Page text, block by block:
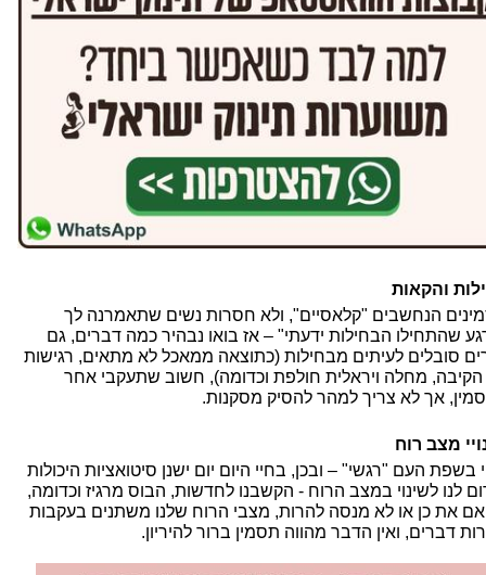
והקאות
הנחשבים "קלאסיים", ולא חסרות נשים שתאמרנה לך
שהתחילו הבחילות ידעתי" – אז בואו נבהיר כמה דברים, גם
סובלים לעיתים מבחילות (כתוצאה ממאכל לא מתאים, רגישות
מחלה ויראלית חולפת וכדומה), חשוב שתעקבי אחר
אך לא צריך למהר להסיק מסקנות.
מצב רוח
בשפת העם "רגשי" – ובכן, בחיי היום יום ישנן סיטואציות היכולות
לנו לשינוי במצב הרוח - הקשבנו לחדשות, הבוס מרגיז וכדומה,
אם את כן או לא מנסה להרות, מצבי הרוח שלנו משתנים בעקבות
דברים, ואין הדבר מהווה תסמין ברור להיריון.